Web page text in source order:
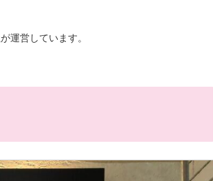
運営しています。